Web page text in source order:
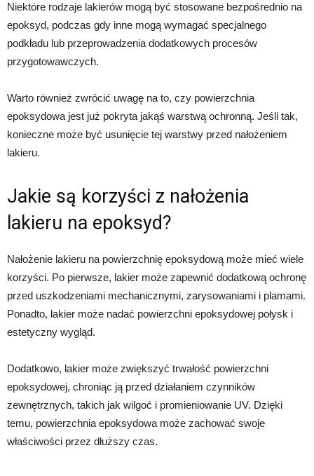
Niektóre rodzaje lakierów mogą być stosowane bezpośrednio na
epoksyd, podczas gdy inne mogą wymagać specjalnego
podkładu lub przeprowadzenia dodatkowych procesów
przygotowawczych.
Warto również zwrócić uwagę na to, czy powierzchnia
epoksydowa jest już pokryta jakąś warstwą ochronną. Jeśli tak,
konieczne może być usunięcie tej warstwy przed nałożeniem
lakieru.
Jakie są korzyści z nałożenia
lakieru na epoksyd?
Nałożenie lakieru na powierzchnię epoksydową może mieć wiele
korzyści. Po pierwsze, lakier może zapewnić dodatkową ochronę
przed uszkodzeniami mechanicznymi, zarysowaniami i plamami.
Ponadto, lakier może nadać powierzchni epoksydowej połysk i
estetyczny wygląd.
Dodatkowo, lakier może zwiększyć trwałość powierzchni
epoksydowej, chroniąc ją przed działaniem czynników
zewnętrznych, takich jak wilgoć i promieniowanie UV. Dzięki
temu, powierzchnia epoksydowa może zachować swoje
właściwości przez dłuższy czas.